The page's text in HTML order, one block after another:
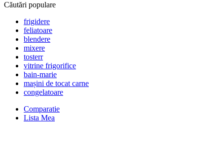
Căutări populare
frigidere
feliatoare
blendere
mixere
tosterr
vitrine frigorifice
bain-marie
mașini de tocat carne
congelatoare
Comparatie
Lista Mea